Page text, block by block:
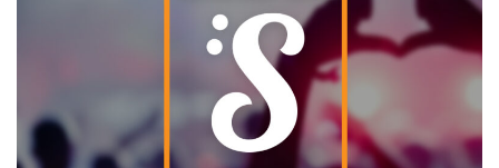
oferecendo uma vasta gama de produtos, tanto novos
como usados, disponibilizados por particulares e […]